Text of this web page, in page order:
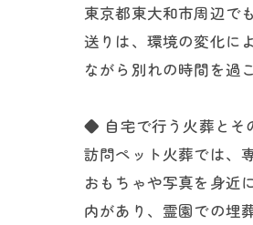
東京都東大和市周辺で
送りは、環境の変化に
ながら別れの時間を過
◆ 自宅で行う火葬とそ
訪問ペット火葬では、
おもちゃや写真を身近
内があり、霊園での埋